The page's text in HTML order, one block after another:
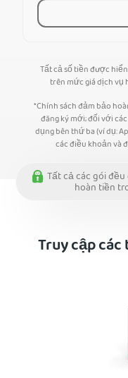
Tất cả số tiền được
trên mức giá dịch vụ
*Chính sách đảm bảo
đăng ký mới; đối với
dụng bên thứ ba (ví dụ:
các điều khoản và
Tất cả các gói
hoàn tiền
Truy cập